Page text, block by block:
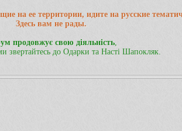
на ее территории, идите на русские
Здесь вам не рады.
продовжує свою діяльність
звертайтесь до Одарки та Насті Шапокляк.